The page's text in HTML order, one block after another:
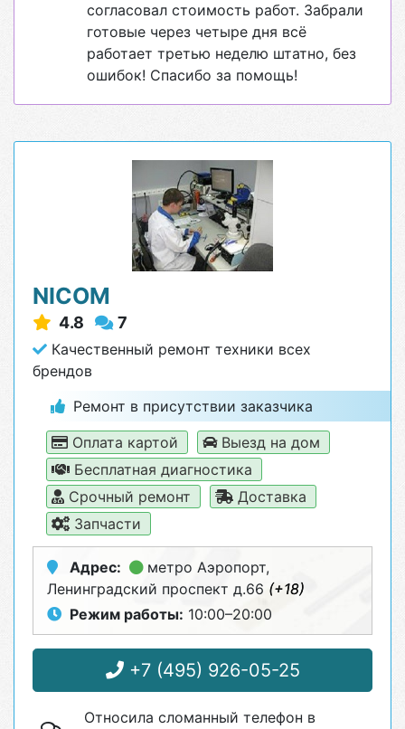
согласовал стоимость работ. Забрали
готовые через четыре дня всё
работает третью неделю штатно, без
ошибок! Спасибо за помощь!
NICOM
4.8 7
Качественный ремонт техники всех
брендов
Ремонт в присутствии заказчика
Оплата картой
Выезд на дом
Бесплатная диагностика
Срочный ремонт
Доставка
Запчасти
Адрес: метро Аэропорт,
Ленинградский проспект д.66 (+18)
Режим работы: 10:00–20:00
+7 (495) 926-05-25
Относила сломанный телефон в